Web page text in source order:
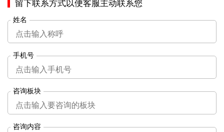
留下联系方式以便客服主动联系您
姓名
手机号
咨询板块
咨询内容